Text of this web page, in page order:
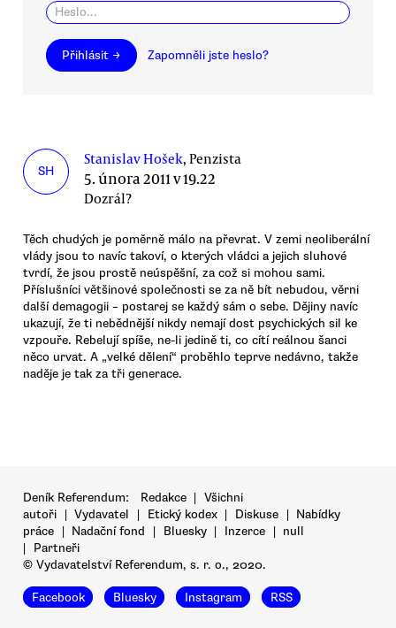
Přihlásit → Zapomněli jste heslo?
SH
Stanislav Hošek, Penzista
5. února 2011 v 19.22
Dozrál?
Těch chudých je poměrně málo na převrat. V zemi neoliberální
vlády jsou to navíc takoví, o kterých vládci a jejich sluhové
tvrdí, že jsou prostě neúspěšní, za což si mohou sami.
Příslušníci většinové společnosti se za ně bít nebudou, věrni
další demagogii – postarej se každý sám o sebe. Dějiny navíc
ukazují, že ti nebědnější nikdy nemají dost psychických sil ke
vzpouře. Rebelují spíše, ne-li jedině ti, co cítí reálnou šanci
něco urvat. A „velké dělení“ proběhlo teprve nedávno, takže
naděje je tak za tři generace.
Deník Referendum: Redakce | Všichni
autoři | Vydavatel | Etický kodex | Diskuse | Nabídky
práce | Nadační fond | Bluesky | Inzerce | null
|
Partneři
© Vydavatelství Referendum, s. r. o., 2020.
Facebook Bluesky Instagram RSS